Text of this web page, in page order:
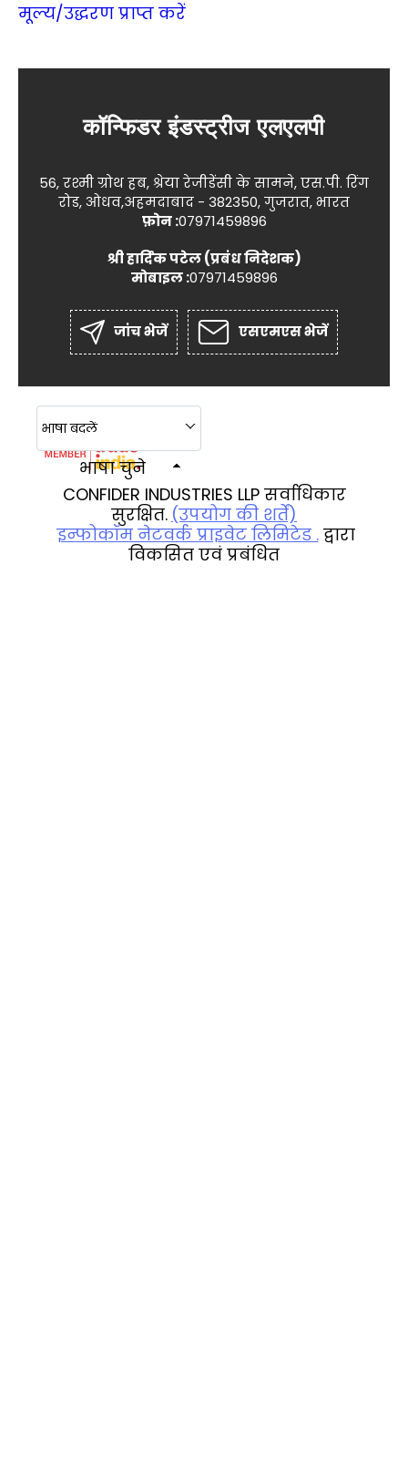
मूल्य/उद्धरण प्राप्त करें
कॉन्फिडर इंडस्ट्रीज एलएलपी
56, रश्मी ग्रोथ हब, श्रेया रेजीडेंसी के सामने, एस.पी. रिंग
रोड, ओधव,अहमदाबाद - 382350, गुजरात, भारत
फ़ोन :07971459896
श्री हार्दिक पटेल(प्रबंध निदेशक)
मोबाइल :07971459896
जांच भेजें एसएमएस भेजें
CONFIDER INDUSTRIES LLP सर्वाधिकार
सुरक्षित. (उपयोग की शर्तें)
इन्फोकॉम नेटवर्क प्राइवेट लिमिटेड .द्वारा
विकसित एवं प्रबंधित
भाषा बदलें
भाषा चुने